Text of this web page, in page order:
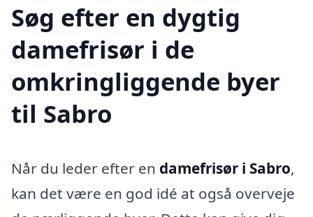
Søg efter en dygtig
damefrisør i de
omkringliggende byer
til Sabro
Når du leder efter en damefrisør i Sabro,
kan det være en god idé at også overveje